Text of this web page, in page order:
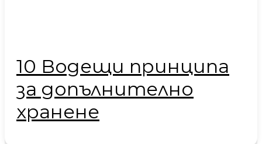
10 Водещи принципа
за допълнително
хранене